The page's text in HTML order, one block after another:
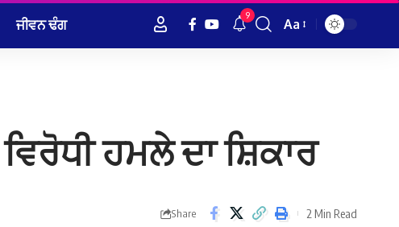
ਜੀਵਨ ਢੰਗ 9
Font
Aa
ਹਮਲੇ ਦਾ ਸ਼ਿਕਾਰ
Share 2 Min Read